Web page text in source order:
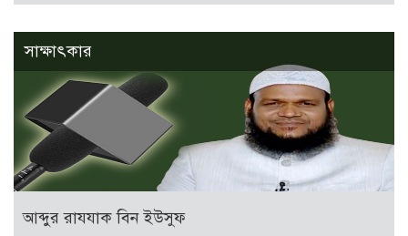
সাক্ষাৎকার
আব্দুর রাযযাক বিন ইউসুফ